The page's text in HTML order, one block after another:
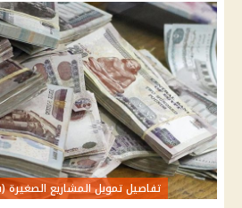
تفاصيل تمويل المشاريع الصغيرة